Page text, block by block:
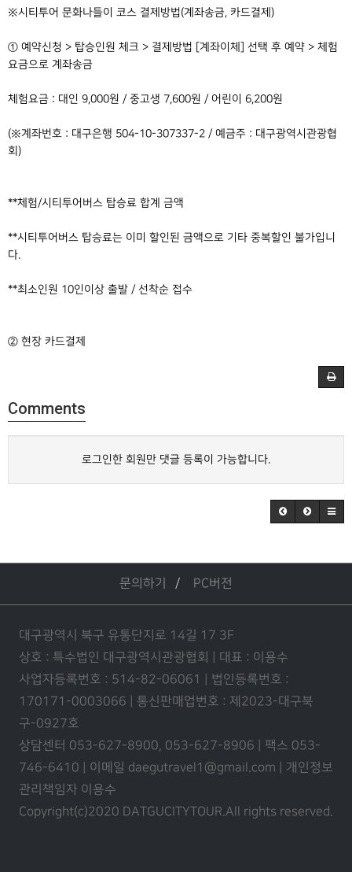
※시티투어 문화나들이 코스 결제방법(계좌송금, 카드결제)
① 예약신청 > 탑승인원 체크 > 결제방법 [계좌이체] 선택 후 예약 > 체험
요금으로 계좌송금
체험요금 : 대인 9,000원 / 중고생 7,600원 / 어린이 6,200원
(※계좌번호 : 대구은행 504-10-307337-2 / 예금주 : 대구광역시관광협
회)
**체험/시티투어버스 탑승료 합계 금액
**시티투어버스 탑승료는 이미 할인된 금액으로 기타 중복할인 불가입니
다.
**최소인원 10인이상 출발 / 선착순 접수
② 현장 카드결제
Comments
로그인한 회원만 댓글 등록이 가능합니다.
문의하기 PC버전
대구광역시 북구 유통단지로 14길 17 3F
상호 : 특수법인 대구광역시관광협회 | 대표 : 이용수
사업자등록번호 : 514-82-06061 | 법인등록번호 :
170171-0003066 | 통신판매업번호 : 제2023-대구북
구-0927호
상담센터 053-627-8900, 053-627-8906 | 팩스 053-
746-6410 | 이메일 daegutravel1@gmail.com | 개인정보
관리책임자 이용수
Copyright(c)2020 DATGUCITYTOUR.All rights reserved.